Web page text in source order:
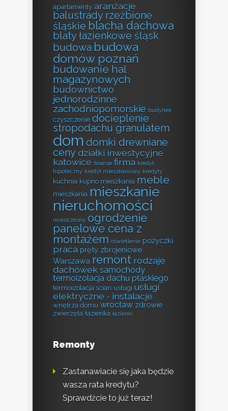
apartamenty aranżacje
balustrady rzeźbione
śląskie blacha dachowa
blaty łazienkowe śląsk
budowa budowa
domów poznań
budowanie hal
magazynowych
budownictwo
jednorodzinne
zachodniopomorskie budynek
czyszczenie docieplenie
stropodachu granulatem
dom domki drewniane
cenydziałki inwestycyjne
katowice finanse firma kredyt
hipoteczny kredyt mieszkaniowy kredyty
kuchnia kupno mieszkania meble
mieszkania mieszkanie
nieruchomości
nowoczesny ogrodzenie
panelowe cena z
montażem oświetlenie pożyczki
praca pręty zbrojeniowe
Warszawa remont rodzaje
dachówek samochody
termoizolacja dachu płaskiego
termoizolacja ścian usługi usługi
elektryczne - instalacje
wnętrza domu wrocław zdrowie
zwierzęta łazienka łazienki
Remonty
Zastanawiacie się jaka będzie
wasza rata kredytu?
Sprawdźcie to już teraz!